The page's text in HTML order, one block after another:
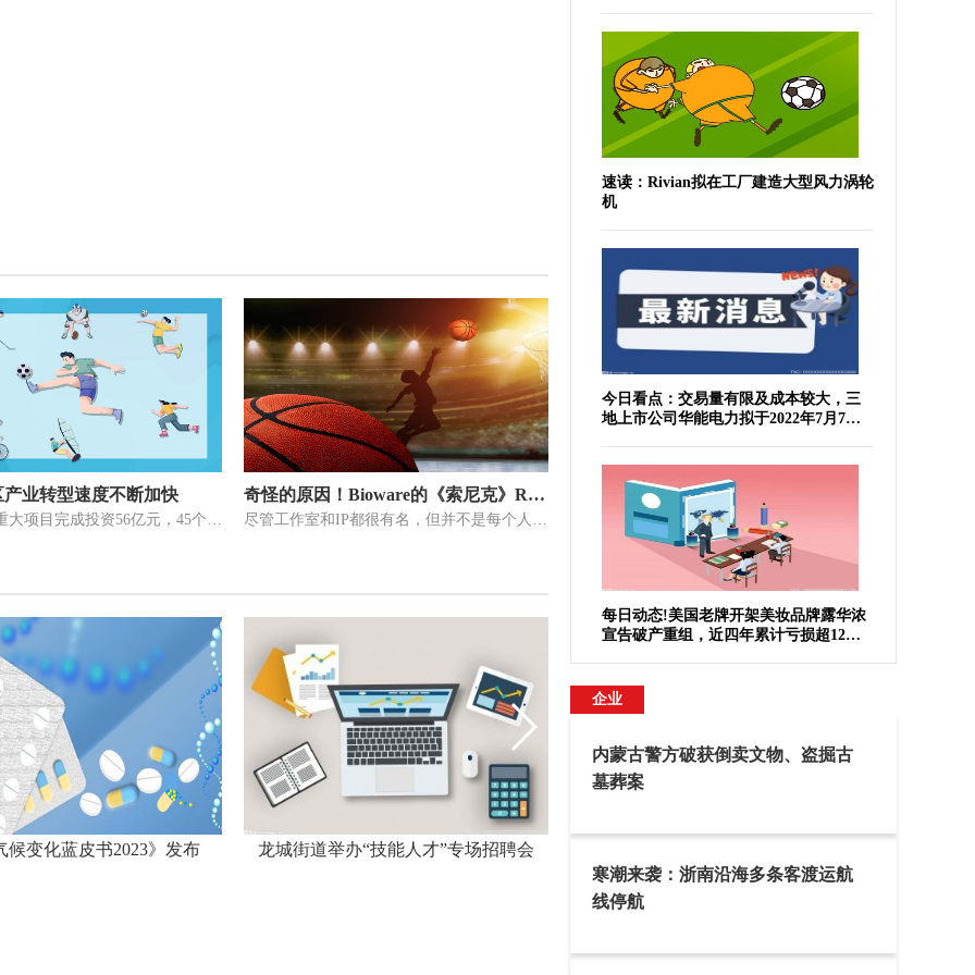
业转型速度不断加快
淮安80个区重大项目完成投资56亿元，45个项目超节点计划，淮远工业物联
奇怪的原因！Bioware的《索尼克》RPG续作因版权被取消
尽管工作室和IP都很有名，但并不是每个人都知道Bioware在被EA收购之前
候变化蓝皮书2023》发布 龙城街道举办“技能人才”专场招聘会
速读：Rivian拟在工厂建造大型风力涡轮
机
今日看点：交易量有限及成本较大，三
地上市公司华能电力拟于2022年7月7日
每日动态!美国老牌开架美妆品牌露华浓
宣告破产重组，近四年累计亏损超12亿
企业
内蒙古警方破获倒卖文物、盗掘古
墓葬案
寒潮来袭：浙南沿海多条客渡运航
线停航